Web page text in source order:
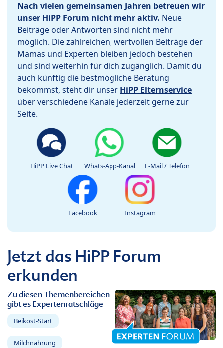
Nach vielen gemeinsamen Jahren betreuen wir
unser HiPP Forum nicht mehr aktiv. Neue
Beiträge oder Antworten sind nicht mehr
möglich. Die zahlreichen, wertvollen Beiträge der
Mamas und Experten bleiben jedoch bestehen
und sind weiterhin für dich zugänglich. Damit du
auch künftig die bestmögliche Beratung
bekommst, steht dir unser HiPP Elternservice
über verschiedene Kanäle jederzeit gerne zur
Seite.
HiPP Live Chat Whats-App-Kanal E-Mail / Telefon
Facebook Instagram
Jetzt das HiPP Forum
erkunden
Zu diesen Themenbereichen
gibt es Expertenratschläge
Beikost-Start
Milchnahrung